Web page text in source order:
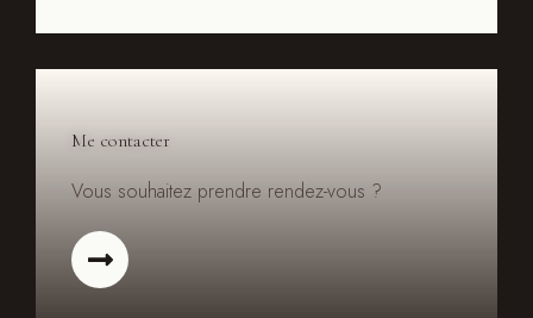
Me contacter
Vous souhaitez prendre rendez-vous ?